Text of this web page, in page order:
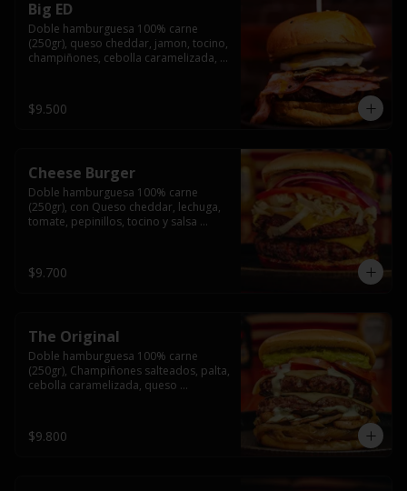
Big ED
Doble hamburguesa 100% carne
(250gr), queso cheddar, jamon, tocino,
champiñones, cebolla caramelizada,
$9.500
Cheese Burger
Doble hamburguesa 100% carne
(250gr), con Queso cheddar, lechuga,
tomate, pepinillos, tocino y salsa
$9.700
The Original
Doble hamburguesa 100% carne
(250gr), Champiñones salteados, palta,
cebolla caramelizada, queso
fritas.
$9.800